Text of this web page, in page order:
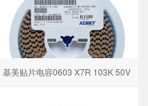
基美贴片电容0603 X7R 103K 50V